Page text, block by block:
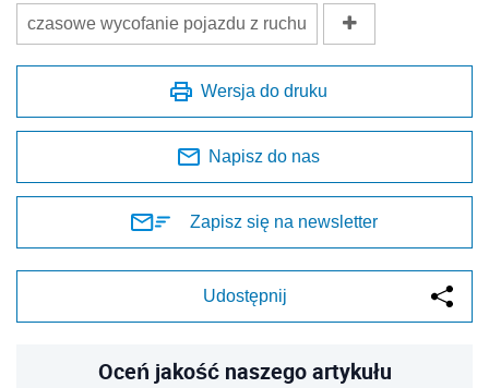
czasowe wycofanie pojazdu z ruchu
Wersja do druku
Napisz do nas
Zapisz się na newsletter
Udostępnij
Oceń jakość naszego artykułu